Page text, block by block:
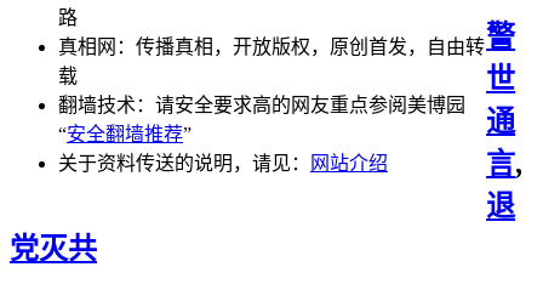
路
真相网：传播真相，开放版权，原创首发，自由转
载
翻墙技术：请安全要求高的网友重点参阅美博园
“安全翻墙推荐”
关于资料传送的说明，请见：
网站介绍
警
世
通
言,
退
党灭共